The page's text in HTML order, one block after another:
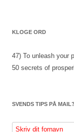
KLOGE ORD
47) To unleash your
50 secrets of
SVENDS TIPS PÅ